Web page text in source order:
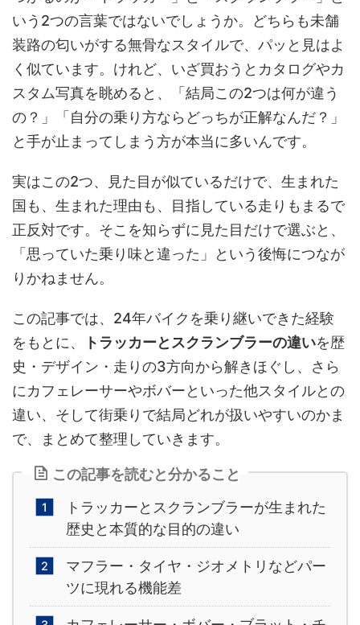
いう2つの言葉ではないでしょうか。どちらも未舗
装路の匂いがする無骨なスタイルで、パッと見はよ
く似ています。けれど、いざ買おうとカタログやカ
スタム写真を眺めると、「結局この2つは何が違う
の？」「自分の乗り方ならどっちが正解なんだ？」
と手が止まってしまう方が本当に多いんです。
実はこの2つ、見た目が似ているだけで、生まれた
国も、生まれた理由も、目指している走りもまるで
正反対です。そこを知らずに見た目だけで選ぶと、
「思っていた乗り味と違った」という後悔につなが
りかねません。
この記事では、24年バイクを乗り継いできた経験
をもとに、
トラッカーとスクランブラーの違いを歴
史・デザイン・走りの3方向から解きほぐし、さら
にカフェレーサーやボバーといった他スタイルとの
違い、そして街乗りで結局どれが扱いやすいのかま
で、まとめて整理していきます。
この記事を読むと分かること
トラッカーとスクランブラーが生まれた
歴史と本質的な目的の違い
マフラー・タイヤ・ジオメトリなどパー
ツに現れる機能差